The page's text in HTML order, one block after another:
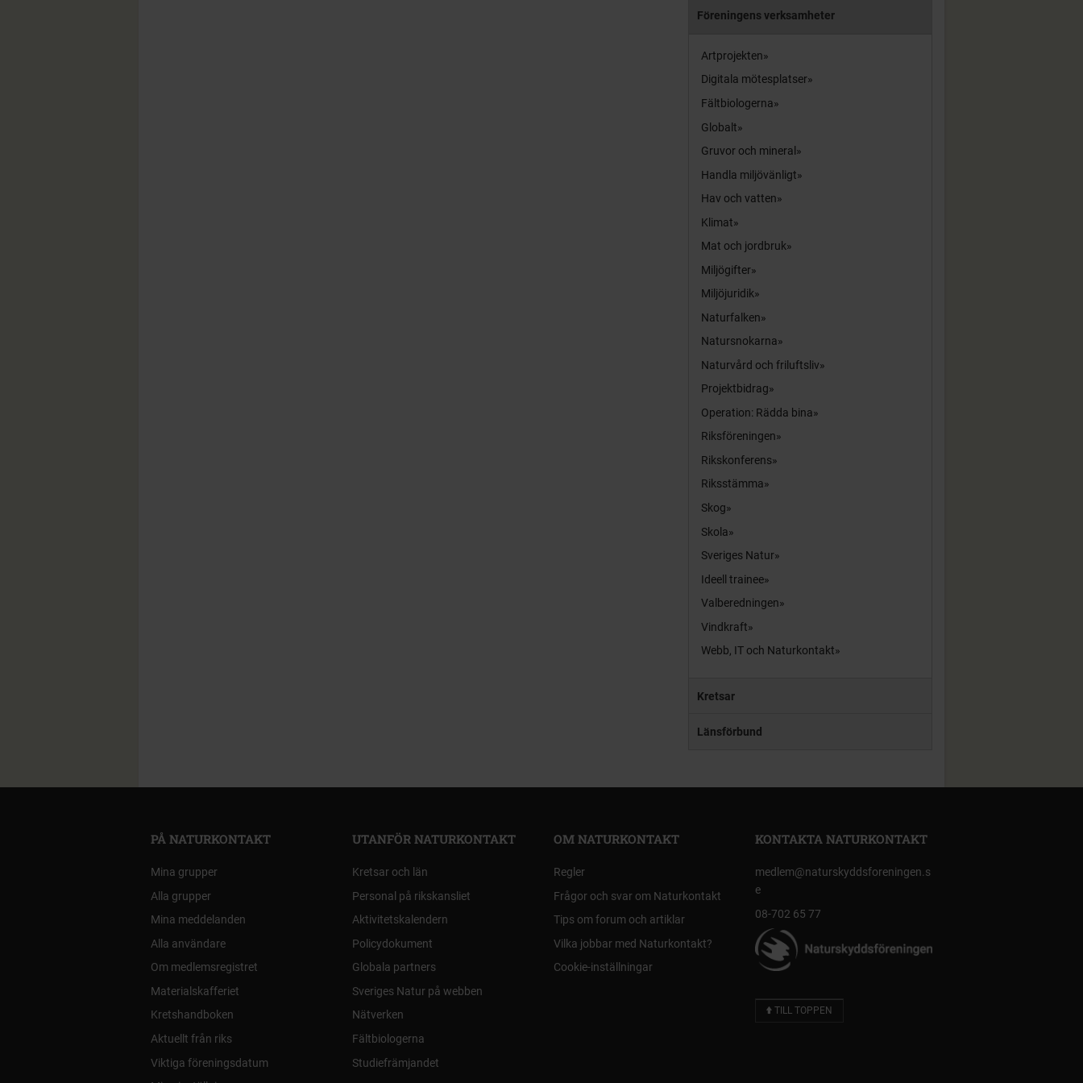
Föreningens verksamheter
Artprojekten
Digitala mötesplatser
Fältbiologerna
Globalt
Gruvor och mineral
Handla miljövänligt
Hav och vatten
Klimat
Mat och jordbruk
Miljögifter
Miljöjuridik
Naturfalken
Natursnokarna
Naturvård och friluftsliv
Projektbidrag
Operation: Rädda bina
Riksföreningen
Rikskonferens
Riksstämma
Skog
Skola
Sveriges Natur
Ideell trainee
Valberedningen
Vindkraft
Webb, IT och Naturkontakt
Kretsar
Länsförbund
PÅ NATURKONTAKT
Mina grupper
Alla grupper
Mina meddelanden
Alla användare
Om medlemsregistret
Materialskafferiet
Kretshandboken
Aktuellt från riks
Viktiga föreningsdatum
UTANFÖR NATURKONTAKT
Kretsar och län
Personal på rikskansliet
Aktivitetskalendern
Policydokument
Globala partners
Sveriges Natur på webben
Nätverken
Fältbiologerna
Studiefrämjandet
OM NATURKONTAKT
Regler
Frågor och svar om Naturkontakt
Tips om forum och artiklar
Vilka jobbar med Naturkontakt?
Cookie-inställningar
KONTAKTA NATURKONTAKT
medlem@naturskyddsforeningen.s
e
08-702 65 77
TILL TOPPEN